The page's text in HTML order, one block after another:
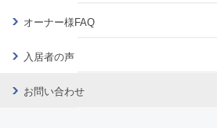
オーナー様FAQ
入居者の声
お問い合わせ